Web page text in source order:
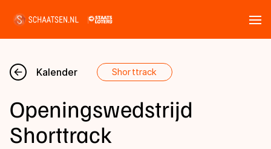
Nieuws
Kalender
Kalender Shorttrack
Openingswedstrijd
Shorttrack